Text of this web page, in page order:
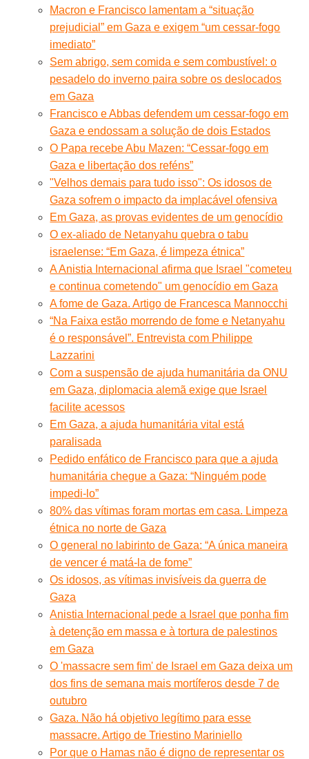
Macron e Francisco lamentam a “situação
prejudicial” em Gaza e exigem “um cessar-fogo
imediato”
Sem abrigo, sem comida e sem combustível: o
pesadelo do inverno paira sobre os deslocados
em Gaza
Francisco e Abbas defendem um cessar-fogo em
Gaza e endossam a solução de dois Estados
O Papa recebe Abu Mazen: “Cessar-fogo em
Gaza e libertação dos reféns”
"Velhos demais para tudo isso": Os idosos de
Gaza sofrem o impacto da implacável ofensiva
Em Gaza, as provas evidentes de um genocídio
O ex-aliado de Netanyahu quebra o tabu
israelense: “Em Gaza, é limpeza étnica”
A Anistia Internacional afirma que Israel "cometeu
e continua cometendo" um genocídio em Gaza
A fome de Gaza. Artigo de Francesca Mannocchi
“Na Faixa estão morrendo de fome e Netanyahu
é o responsável”. Entrevista com Philippe
Lazzarini
Com a suspensão de ajuda humanitária da ONU
em Gaza, diplomacia alemã exige que Israel
facilite acessos
Em Gaza, a ajuda humanitária vital está
paralisada
Pedido enfático de Francisco para que a ajuda
humanitária chegue a Gaza: “Ninguém pode
impedi-lo”
80% das vítimas foram mortas em casa. Limpeza
étnica no norte de Gaza
O general no labirinto de Gaza: “A única maneira
de vencer é matá-la de fome”
Os idosos, as vítimas invisíveis da guerra de
Gaza
Anistia Internacional pede a Israel que ponha fim
à detenção em massa e à tortura de palestinos
em Gaza
O 'massacre sem fim' de Israel em Gaza deixa um
dos fins de semana mais mortíferos desde 7 de
outubro
Gaza. Não há objetivo legítimo para esse
massacre. Artigo de Triestino Mariniello
Por que o Hamas não é digno de representar os